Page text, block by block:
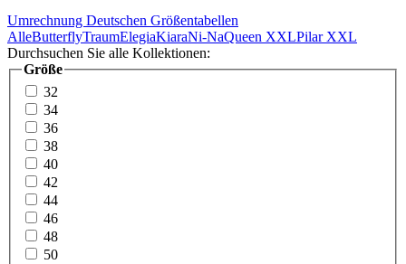
Umrechnung Deutschen Größentabellen
AlleButterflyTraumElegiaKiaraNi-NaQueen XXLPilar XXL
Durchsuchen Sie alle Kollektionen:
Größe
32
34
36
38
40
42
44
46
48
50